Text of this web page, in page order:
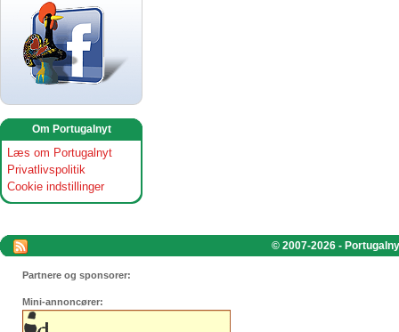
Om Portugalnyt
Læs om Portugalnyt
Privatlivspolitik
Cookie indstillinger
© 2007-2026 -
Partnere og sponsorer:
Mini-annoncører: